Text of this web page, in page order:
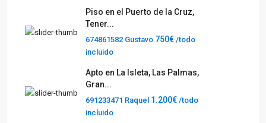
Piso en el Puerto de la Cruz,
Tener...
674861582 Gustavo 750€ /todo
incluido
Apto en La Isleta, Las Palmas,
Gran...
691233471 Raquel 1.200€ /todo
incluido